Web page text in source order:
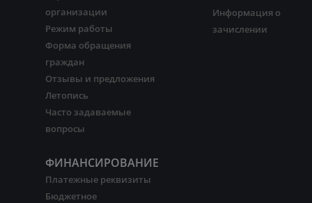
организации
Режим работы
Форма обращения
граждан
Отзывы и предложения
Летопись
Часто задаваемые
вопросы
ФИНАНСИРОВАНИЕ
Платежные реквизиты
Бюджетное
Информация о
зачислении